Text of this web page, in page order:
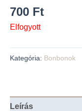
700 Ft
Elfogyott
Kategória: Bonbonok
Leírás